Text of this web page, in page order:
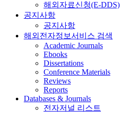
해외자료신청(E-DDS)
공지사항
공지사항
해외전자정보서비스 검색
Academic Journals
Ebooks
Dissertations
Conference Materials
Reviews
Reports
Databases & Journals
전자저널 리스트